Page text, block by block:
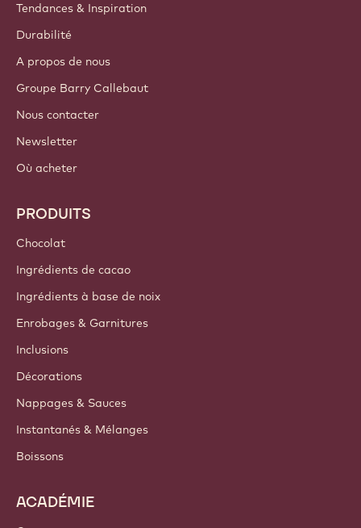
Tendances & Inspiration
Durabilité
A propos de nous
Groupe Barry Callebaut
Nous contacter
Newsletter
Où acheter
PRODUITS
Chocolat
Ingrédients de cacao
Ingrédients à base de noix
Enrobages & Garnitures
Inclusions
Décorations
Nappages & Sauces
Instantanés & Mélanges
Boissons
ACADÉMIE